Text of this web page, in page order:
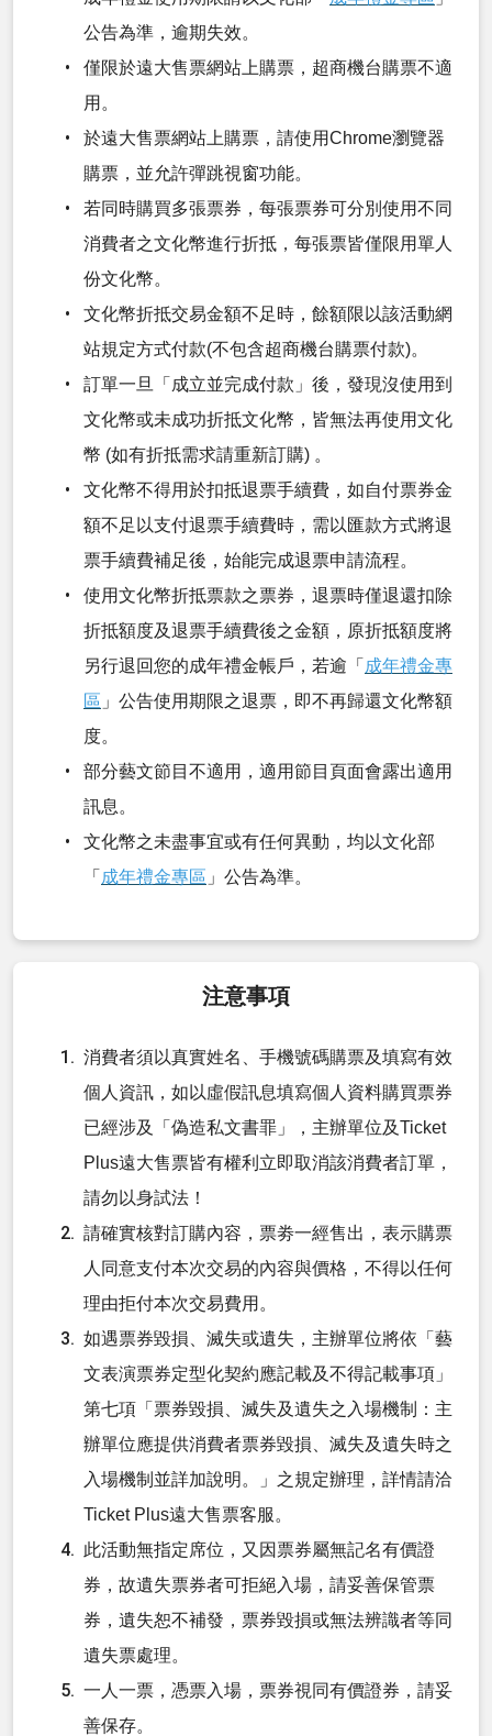
公告為準，逾期失效。
僅限於遠大售票網站上購票，超商機台購票不適
用。
於遠大售票網站上購票，請使用Chrome瀏覽器
購票，並允許彈跳視窗功能。
若同時購買多張票券，每張票券可分別使用不同
消費者之文化幣進行折抵，每張票皆僅限用單人
份文化幣。
文化幣折抵交易金額不足時，餘額限以該活動網
站規定方式付款(不包含超商機台購票付款)。
訂單一旦「成立並完成付款」後，發現沒使用到
文化幣或未成功折抵文化幣，皆無法再使用文化
幣 (如有折抵需求請重新訂購) 。
文化幣不得用於扣抵退票手續費，如自付票券金
額不足以支付退票手續費時，需以匯款方式將退
票手續費補足後，始能完成退票申請流程。
使用文化幣折抵票款之票券，退票時僅退還扣除
折抵額度及退票手續費後之金額，原折抵額度將
另行退回您的成年禮金帳戶，若逾「 成年禮金專
區 」公告使用期限之退票，即不再歸還文化幣額
度。
部分藝文節目不適用，適用節目頁面會露出適用
訊息。
文化幣之未盡事宜或有任何異動，均以文化部
「 成年禮金專區 」公告為準。
注意事項
消費者須以真實姓名、手機號碼購票及填寫有效
個人資訊，如以虛假訊息填寫個人資料購買票券
已經涉及「偽造私文書罪」，主辦單位及Ticket
Plus遠大售票皆有權利立即取消該消費者訂單，
請勿以身試法！
請確實核對訂購內容，票劵一經售出，表示購票
人同意支付本次交易的內容與價格，不得以任何
理由拒付本次交易費用。
如遇票券毀損、滅失或遺失，主辦單位將依「藝
文表演票券定型化契約應記載及不得記載事項」
第七項「票券毀損、滅失及遺失之入場機制：主
辦單位應提供消費者票券毀損、滅失及遺失時之
入場機制並詳加說明。」之規定辦理，詳情請洽
Ticket Plus遠大售票客服。
此活動無指定席位，又因票券屬無記名有價證
券，故遺失票券者可拒絕入場，請妥善保管票
券，遺失恕不補發，票券毀損或無法辨識者等同
遺失票處理。
一人一票，憑票入場，票券視同有價證券，請妥
善保存。